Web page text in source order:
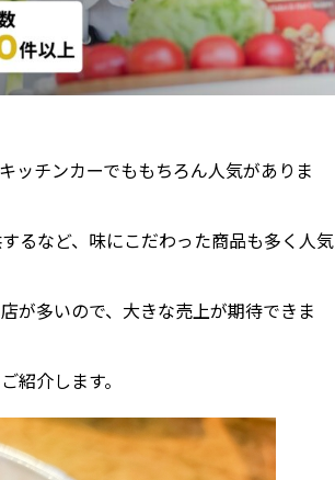
ッチンカーでももちろん人気がありま
るなど、味にこだわった商品も多く人気
が多いので、大きな売上が期待できま
紹介します。